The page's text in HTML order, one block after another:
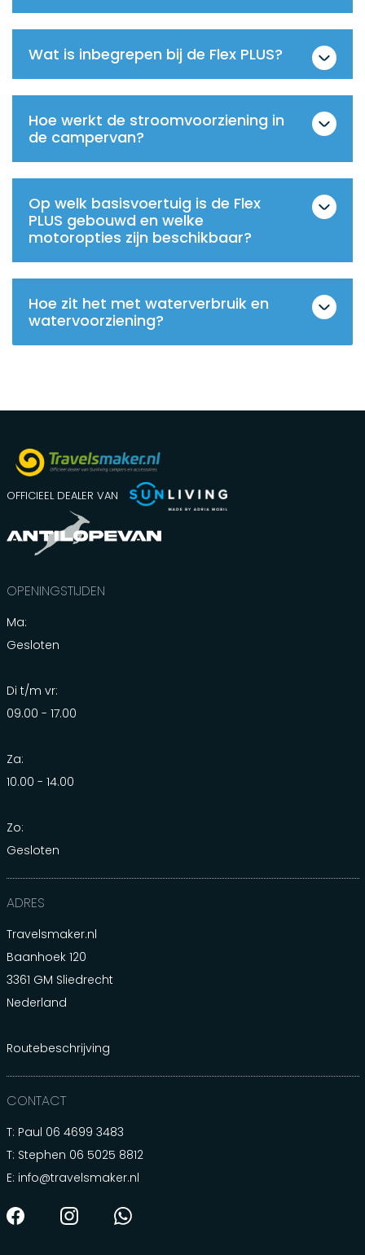
Wat is inbegrepen bij de Flex PLUS?
Hoe werkt de stroomvoorziening in
de campervan?
Op welk basisvoertuig is de Flex
PLUS gebouwd en welke
motoropties zijn beschikbaar?
Hoe zit het met waterverbruik en
watervoorziening?
OFFICIEEL DEALER VAN
OPENINGSTIJDEN
Ma:
Gesloten
Di t/m vr:
09.00 - 17.00
Za:
10.00 - 14.00
Zo:
Gesloten
ADRES
Travelsmaker.nl
Baanhoek 120
3361 GM Sliedrecht
Nederland
Routebeschrijving
CONTACT
T: Paul 06 4699 3483
T: Stephen 06 5025 8812
E: info@travelsmaker.nl